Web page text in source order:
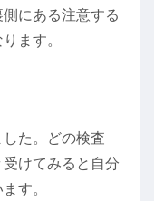
にある注意する
ます。
た。どの検査
けてみると自分
す。